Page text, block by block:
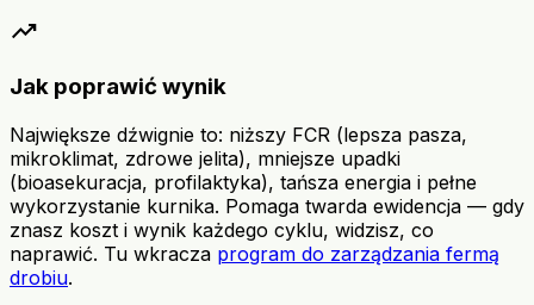
trending_up
Jak poprawić wynik
Największe dźwignie to: niższy FCR (lepsza pasza,
mikroklimat, zdrowe jelita), mniejsze upadki
(bioasekuracja, profilaktyka), tańsza energia i pełne
wykorzystanie kurnika. Pomaga twarda ewidencja — gdy
znasz koszt i wynik każdego cyklu, widzisz, co
naprawić. Tu wkracza program do zarządzania fermą
drobiu.